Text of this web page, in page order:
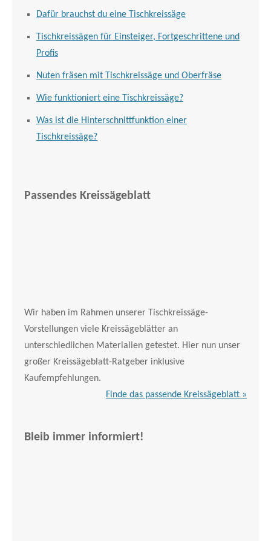
Dafür brauchst du eine Tischkreissäge
Tischkreissägen für Einsteiger, Fortgeschrittene und
Profis
Nuten fräsen mit Tischkreissäge und Oberfräse
Wie funktioniert eine Tischkreissäge?
Was ist die Hinterschnittfunktion einer
Tischkreissäge?
Passendes Kreissägeblatt
Wir haben im Rahmen unserer Tischkreissäge-
Vorstellungen viele Kreissägeblätter an
unterschiedlichen Materialien getestet. Hier nun unser
großer Kreissägeblatt-Ratgeber inklusive
Kaufempfehlungen.
Finde das passende Kreissägeblatt »
Bleib immer informiert!